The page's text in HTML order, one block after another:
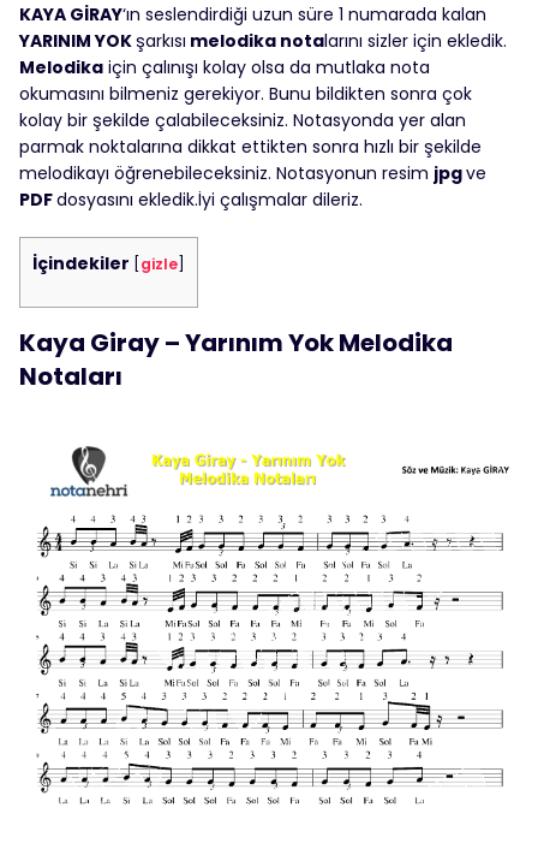
KAYA GİRAY‘ın seslendirdiği uzun süre 1 numarada kalan
YARINIM YOKşarkısı melodika notalarını sizler için ekledik.
Melodika için çalınışı kolay olsa da mutlaka nota
okumasını bilmeniz gerekiyor. Bunu bildikten sonra çok
kolay bir şekilde çalabileceksiniz. Notasyonda yer alan
parmak noktalarına dikkat ettikten sonra hızlı bir şekilde
melodikayı öğrenebileceksiniz. Notasyonun resim jpgve
PDFdosyasını ekledik.İyi çalışmalar dileriz.
İçindekiler gizle
Kaya Giray – Yarınım Yok Melodika
Notaları